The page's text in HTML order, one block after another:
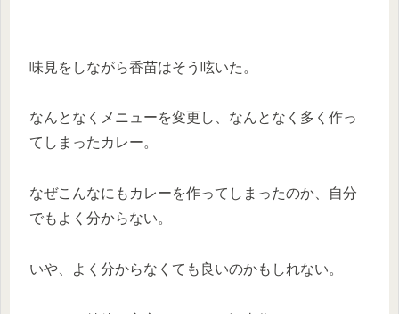
味見をしながら香苗はそう呟いた。
なんとなくメニューを変更し、なんとなく多く作っ
てしまったカレー。
なぜこんなにもカレーを作ってしまったのか、自分
でもよく分からない。
いや、よく分からなくても良いのかもしれない。